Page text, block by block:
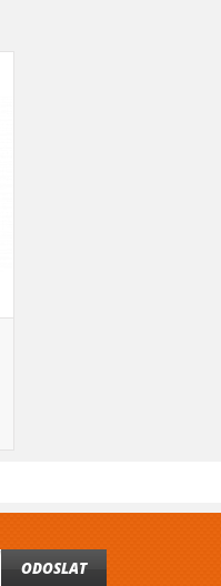
ODOSLAT